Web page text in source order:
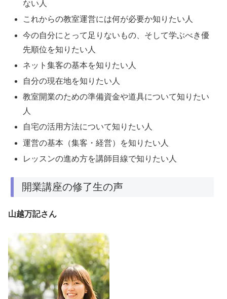
ない人
これからの教室運営には何が必要か知りたい人
今の自分にとって足りないもの、そして学ぶべき優
先順位を知りたい人
ネット集客の基本を知りたい人
自分の現在地を知りたい人
教室開業のための準備資金や道具について知りたい
人
自宅の活用方法について知りたい人
運営の基本（集客・経営）を知りたい人
レッスンの進め方を講師目線で知りたい人
開業講座の修了生の声
山越万記さん